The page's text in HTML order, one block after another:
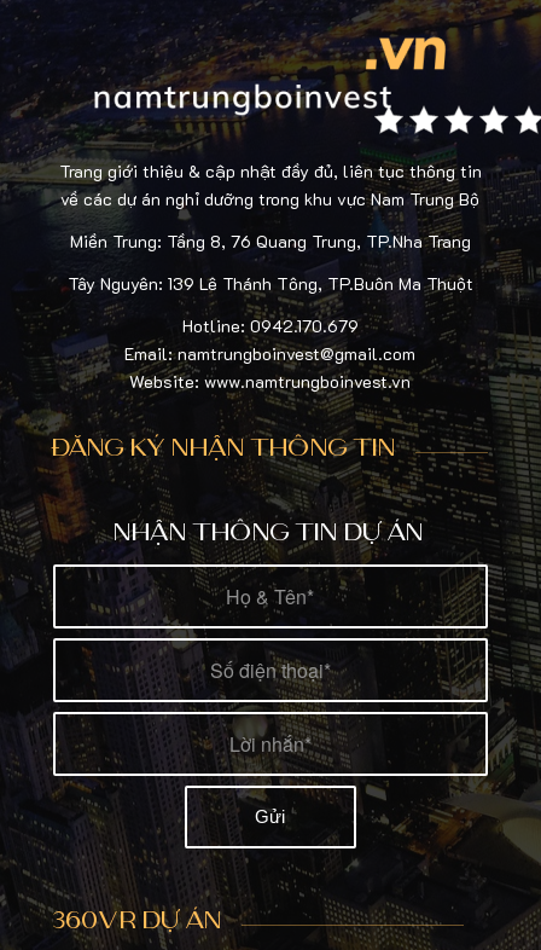
Trang giới thiệu & cập nhật đầy đủ, liên tục thông tin
về các dự án nghỉ dưỡng trong khu vực Nam Trung Bộ
Miền Trung: Tầng 8, 76 Quang Trung, TP.Nha Trang
Tây Nguyên: 139 Lê Thánh Tông, TP.Buôn Ma Thuột
Hotline: 0942.170.679
Email: namtrungboinvest@gmail.com
Website: www.namtrungboinvest.vn
ĐĂNG KÝ NHẬN THÔNG TIN
NHẬN THÔNG TIN DỰ ÁN
360VR DỰ ÁN